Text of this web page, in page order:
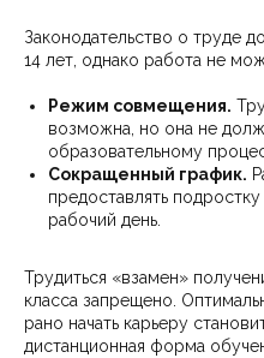
Законодательство о труде
14 лет, однако работа не
Режим совмещения.
возможна, но она не
образовательному
Сокращенный график.
предоставлять
рабочий день.
Трудиться «взамен»
класса запрещено.
рано начать карьеру
дистанционная форма